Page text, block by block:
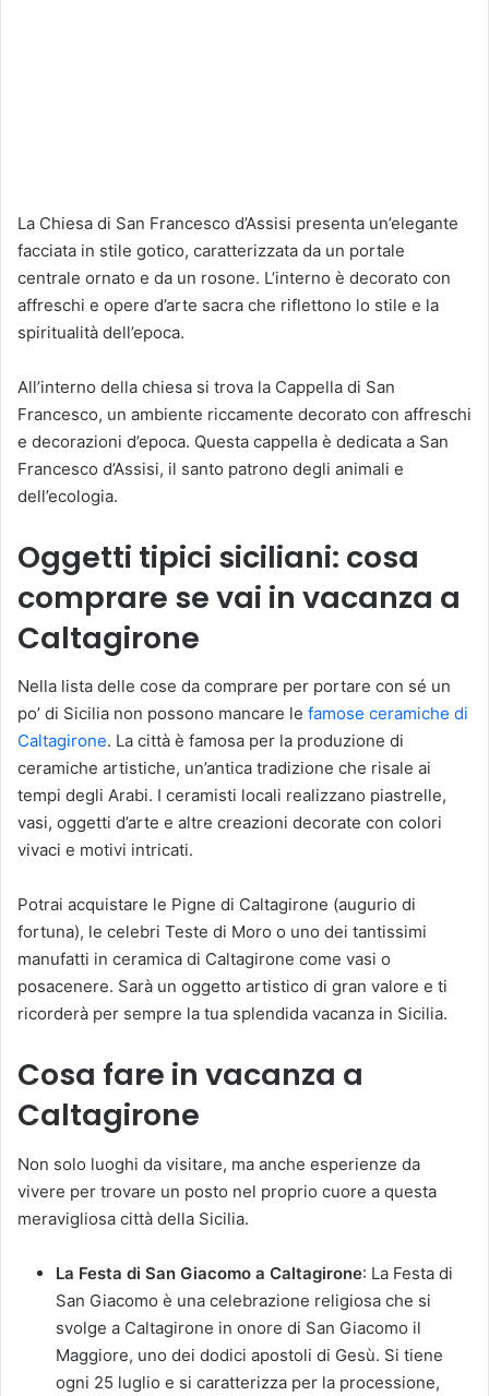
La Chiesa di San Francesco d’Assisi presenta un’elegante
facciata in stile gotico, caratterizzata da un portale
centrale ornato e da un rosone. L’interno è decorato con
affreschi e opere d’arte sacra che riflettono lo stile e la
spiritualità dell’epoca.
All’interno della chiesa si trova la Cappella di San
Francesco, un ambiente riccamente decorato con affreschi
e decorazioni d’epoca. Questa cappella è dedicata a San
Francesco d’Assisi, il santo patrono degli animali e
dell’ecologia.
Oggetti tipici siciliani: cosa
comprare se vai in vacanza a
Caltagirone
Nella lista delle cose da comprare per portare con sé un
po’ di Sicilia non possono mancare le famose ceramiche di
Caltagirone. La città è famosa per la produzione di
ceramiche artistiche, un’antica tradizione che risale ai
tempi degli Arabi. I ceramisti locali realizzano piastrelle,
vasi, oggetti d’arte e altre creazioni decorate con colori
vivaci e motivi intricati.
Potrai acquistare le Pigne di Caltagirone (augurio di
fortuna), le celebri Teste di Moro o uno dei tantissimi
manufatti in ceramica di Caltagirone come vasi o
posacenere. Sarà un oggetto artistico di gran valore e ti
ricorderà per sempre la tua splendida vacanza in Sicilia.
Cosa fare in vacanza a
Caltagirone
Non solo luoghi da visitare, ma anche esperienze da
vivere per trovare un posto nel proprio cuore a questa
meravigliosa città della Sicilia.
La Festa di San Giacomo a Caltagirone: La Festa di
San Giacomo è una celebrazione religiosa che si
svolge a Caltagirone in onore di San Giacomo il
Maggiore, uno dei dodici apostoli di Gesù. Si tiene
ogni 25 luglio e si caratterizza per la processione,